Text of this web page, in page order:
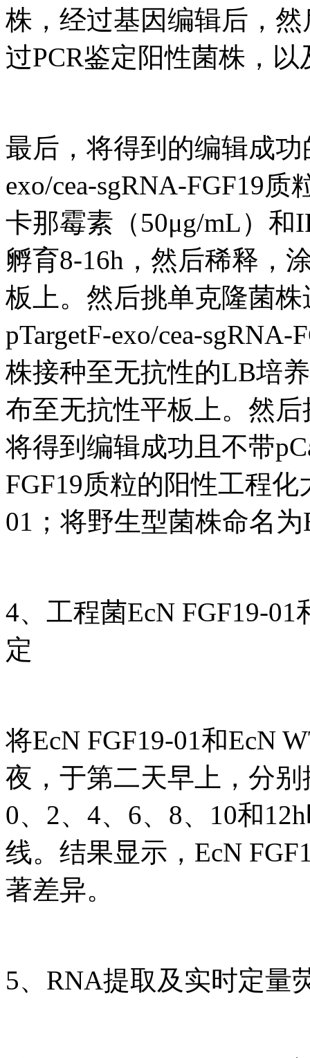
株，经过基因编辑后，
过PCR鉴定阳性菌株，
最后，将得到的编辑成功
exo/cea-sgRNA-FGF19
卡那霉素（50μg/mL）和
孵育8-16h，然后稀释，
板上。然后挑单克隆菌
pTargetF-exo/cea-
株接种至无抗性的LB培
布至无抗性平板上。然
将得到编辑成功且不带
FGF19质粒的阳性工程
01；将野生型菌株命名为
4、工程菌EcN FGF19-
定
将EcN FGF19-01和EcN
夜，于第二天早上，分
0、2、4、6、8、10和
线。结果显示，EcN
著差异。
5、RNA提取及实时定量